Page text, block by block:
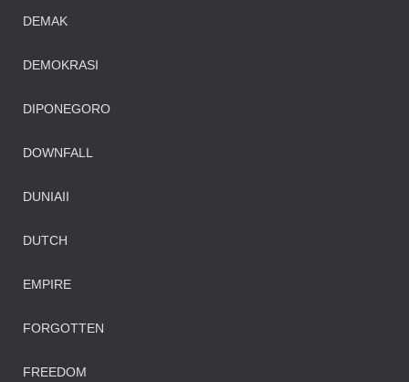
DEMAK
DEMOKRASI
DIPONEGORO
DOWNFALL
DUNIAII
DUTCH
EMPIRE
FORGOTTEN
FREEDOM